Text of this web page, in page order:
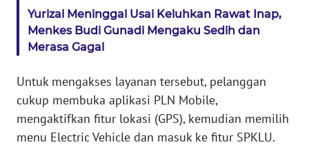
Yurizal Meninggal Usai Keluhkan Rawat Inap,
Menkes Budi Gunadi Mengaku Sedih dan
Merasa Gagal
Untuk mengakses layanan tersebut, pelanggan
cukup membuka aplikasi PLN Mobile,
mengaktifkan fitur lokasi (GPS), kemudian memilih
menu Electric Vehicle dan masuk ke fitur SPKLU.
WN
SULTENG
WN
SULBAR
WN